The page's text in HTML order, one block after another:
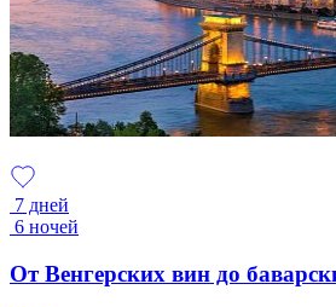
7 дней
6 ночей
От Венгерских вин до